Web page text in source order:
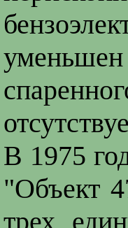
В 1975
"Объект
трех